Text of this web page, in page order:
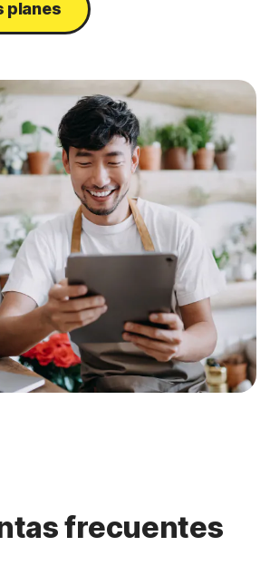
planes
frecuentes